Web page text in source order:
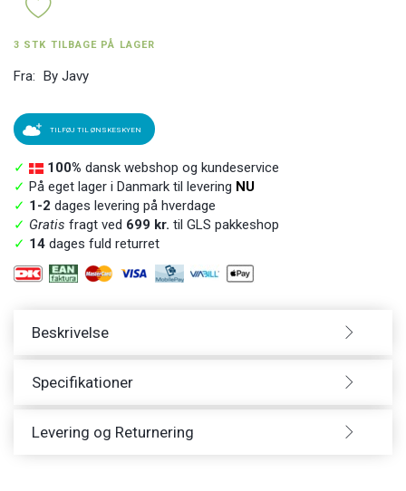
3 STK TILBAGE PÅ LAGER
Fra: By Javy
TILFØJ TIL ØNSKESKYEN
✓ 100% dansk webshop og kundeservice
✓ På eget lager i Danmark til levering NU
✓ 1-2 dages levering på hverdage
✓ Gratis fragt ved 699 kr. til GLS pakkeshop
✓ 14 dages fuld returret
Beskrivelse
Specifikationer
Levering og Returnering